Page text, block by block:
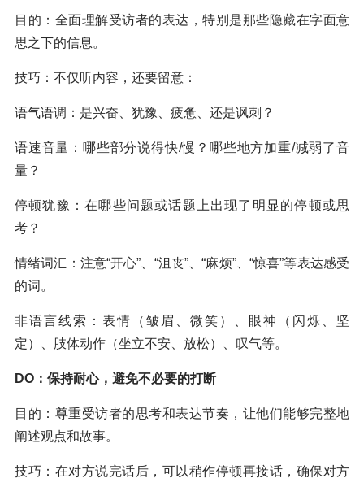
目的：全面理解受访者的表达，特别是那些隐藏在字面意
思之下的信息。
技巧：不仅听内容，还要留意：
语气语调：是兴奋、犹豫、疲惫、还是讽刺？
语速音量：哪些部分说得快/慢？哪些地方加重/减弱了音
量？
停顿犹豫：在哪些问题或话题上出现了明显的停顿或思
考？
情绪词汇：注意“开心”、“沮丧”、“麻烦”、“惊喜”等表达感受
的词。
非语言线索：表情（皱眉、微笑）、眼神（闪烁、坚
定）、肢体动作（坐立不安、放松）、叹气等。
DO：保持耐心，避免不必要的打断
目的：尊重受访者的思考和表达节奏，让他们能够完整地
阐述观点和故事。
技巧：在对方说完话后，可以稍作停顿再接话，确保对方